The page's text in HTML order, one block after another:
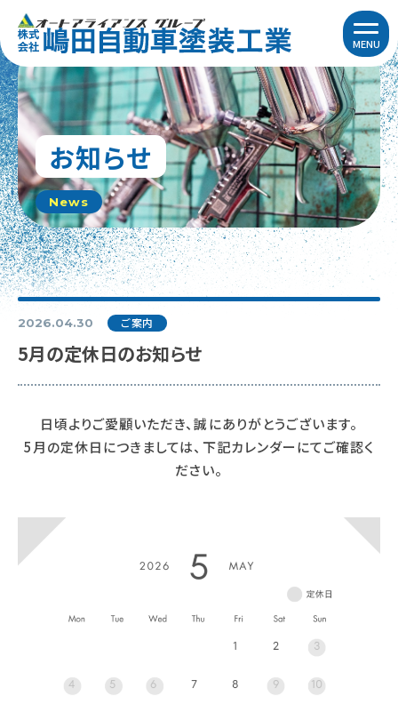
MENU
お知らせ
News
2026.04.30 ご案内
5月の定休日のお知らせ
日頃よりご愛顧いただき、誠にありがとうございます。
5月の定休日につきましては、下記カレンダーにてご確認く
ださい。